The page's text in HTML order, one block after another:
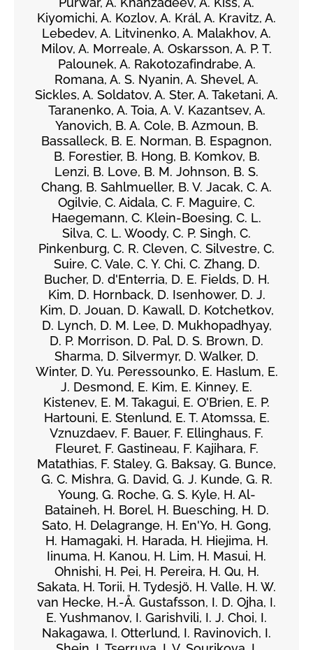
Kiyomichi, A. Kozlov, A. Král, A. Kravitz, A.
Lebedev, A. Litvinenko, A. Malakhov, A.
Milov, A. Morreale, A. Oskarsson, A. P. T.
Palounek, A. Rakotozafindrabe, A.
Romana, A. S. Nyanin, A. Shevel, A.
Sickles, A. Soldatov, A. Ster, A. Taketani, A.
Taranenko, A. Toia, A. V. Kazantsev, A.
Yanovich, B. A. Cole, B. Azmoun, B.
Bassalleck, B. E. Norman, B. Espagnon,
B. Forestier, B. Hong, B. Komkov, B.
Lenzi, B. Love, B. M. Johnson, B. S.
Chang, B. Sahlmueller, B. V. Jacak, C. A.
Ogilvie, C. Aidala, C. F. Maguire, C.
Haegemann, C. Klein-Boesing, C. L.
Silva, C. L. Woody, C. P. Singh, C.
Pinkenburg, C. R. Cleven, C. Silvestre, C.
Suire, C. Vale, C. Y. Chi, C. Zhang, D.
Bucher, D. d'Enterria, D. E. Fields, D. H.
Kim, D. Hornback, D. Isenhower, D. J.
Kim, D. Jouan, D. Kawall, D. Kotchetkov,
D. Lynch, D. M. Lee, D. Mukhopadhyay,
D. P. Morrison, D. Pal, D. S. Brown, D.
Sharma, D. Silvermyr, D. Walker, D.
Winter, D. Yu. Peressounko, E. Haslum, E.
J. Desmond, E. Kim, E. Kinney, E.
Kistenev, E. M. Takagui, E. O'Brien, E. P.
Hartouni, E. Stenlund, E. T. Atomssa, E.
Vznuzdaev, F. Bauer, F. Ellinghaus, F.
Fleuret, F. Gastineau, F. Kajihara, F.
Matathias, F. Staley, G. Baksay, G. Bunce,
G. C. Mishra, G. David, G. J. Kunde, G. R.
Young, G. Roche, G. S. Kyle, H. Al-
Bataineh, H. Borel, H. Buesching, H. D.
Sato, H. Delagrange, H. En'Yo, H. Gong,
H. Hamagaki, H. Harada, H. Hiejima, H.
Iinuma, H. Kanou, H. Lim, H. Masui, H.
Ohnishi, H. Pei, H. Pereira, H. Qu, H.
Sakata, H. Torii, H. Tydesjö, H. Valle, H. W.
van Hecke, H.-Å. Gustafsson, I. D. Ojha, I.
E. Yushmanov, I. Garishvili, I. J. Choi, I.
Nakagawa, I. Otterlund, I. Ravinovich, I.